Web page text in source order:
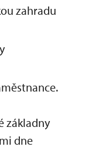
zahradu
základny
dne